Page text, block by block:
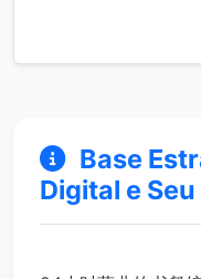
Base
Digital e